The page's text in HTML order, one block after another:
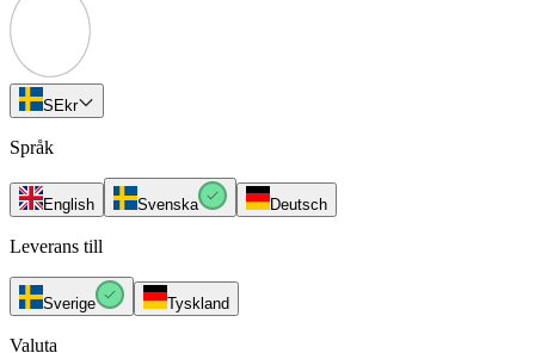
SEkr
Språk
English Svenska Deutsch
Leverans till
Sverige Tyskland
Valuta